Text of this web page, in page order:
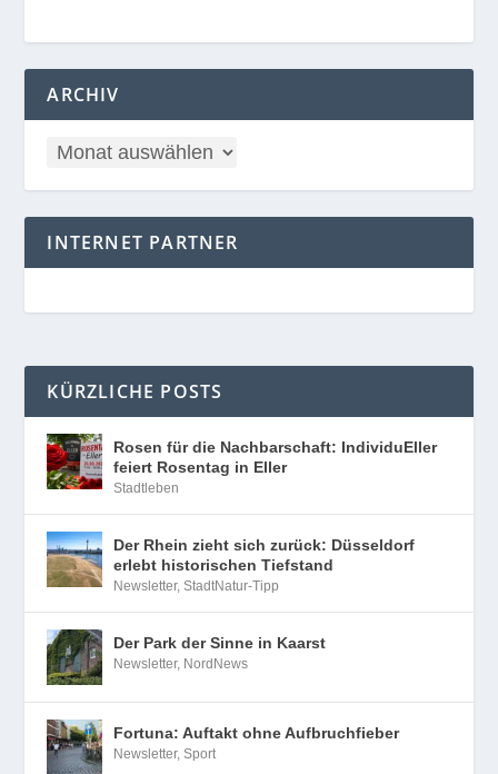
ARCHIV
INTERNET PARTNER
KÜRZLICHE POSTS
Rosen für die Nachbarschaft: IndividuEller
feiert Rosentag in Eller
Stadtleben
Der Rhein zieht sich zurück: Düsseldorf
erlebt historischen Tiefstand
Newsletter,StadtNatur-Tipp
Der Park der Sinne in Kaarst
Newsletter, NordNews
Fortuna: Auftakt ohne Aufbruchfieber
Newsletter,Sport